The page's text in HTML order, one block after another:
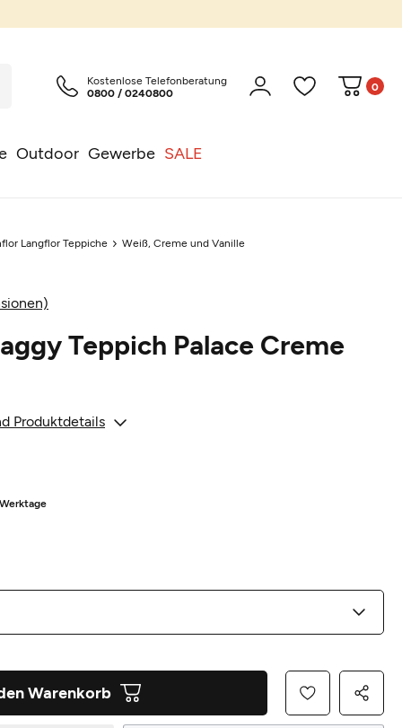
Outdoor Gewerbe SALE
Kostenlose Telefonberatung
0800 / 0240800
0
Langflor Teppiche Weiß, Creme und Vanille
Teppich Palace Creme
Produktdetails
Warenkorb